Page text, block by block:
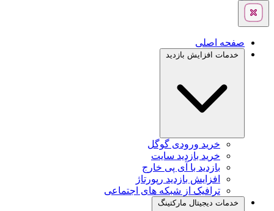
صفحه اصلی
خدمات افزایش بازدید
خرید ورودی گوگل
خرید بازدید سایت
بازدید با آی پی خارج
افزایش بازدید رپورتاژ
ترافیک از شبکه های اجتماعی
خدمات دیجیتال مارکتینگ